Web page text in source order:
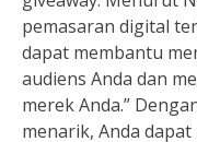
pemasaran digital
dapat membantu
audiens Anda dan
merek Anda.”
menarik, Anda